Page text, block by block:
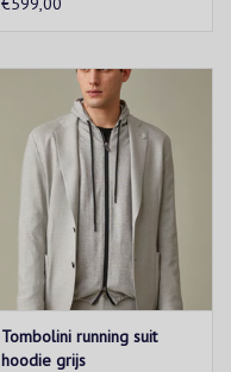
Tombolini running suit
hoodie grijs